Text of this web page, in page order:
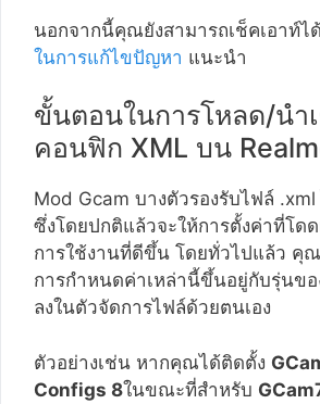
นอกจากนี้คุณยังสามารถเช็คเอาท์ไ
ในการแก้ไขปัญหา แนะนำ
ขั้นตอนในการโหลด/นำ
คอนฟิก XML บน
Mod Gcam บางตัวรองรับไฟล์
ซึ่งโดยปกติแล้วจะให้การตั้งค่าที่โด
การใช้งานที่ดีขึ้น โดยทั่วไปแล้ว คุณ
การกำหนดค่าเหล่านี้ขึ้นอยู่กับรุ่นขอ
ลงในตัวจัดการไฟล์ด้วยตนเอง
ตัวอย่างเช่น หากคุณได้ติดตั้ง
Configs 8ในขณะที่สำหรับ